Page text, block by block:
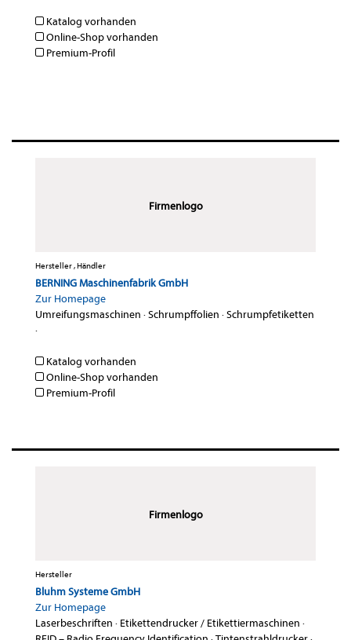
Katalog vorhanden
Online-Shop vorhanden
Premium-Profil
Firmenlogo
Hersteller , Händler
BERNING Maschinenfabrik GmbH
Zur Homepage
Umreifungsmaschinen ·Schrumpffolien ·Schrumpfetiketten
·
Katalog vorhanden
Online-Shop vorhanden
Premium-Profil
Firmenlogo
Hersteller
Bluhm Systeme GmbH
Zur Homepage
Laserbeschriften · Etikettendrucker / Etikettiermaschinen ·